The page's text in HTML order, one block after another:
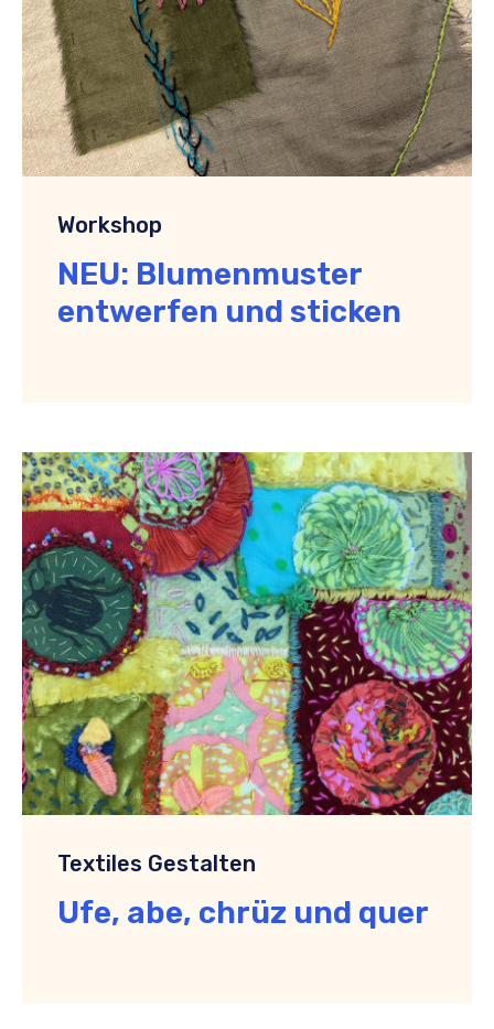
Workshop
NEU: Blumenmuster
entwerfen und sticken
Textiles Gestalten
Ufe, abe, chrüz und quer